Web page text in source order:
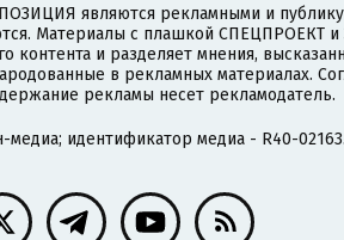
являются рекламными и
Материалы с плашкой СПЕЦПРОЕКТ
контента и разделяет мнения,
в рекламных материалах.
рекламы несет рекламодатель.
медиа; идентификатор медиа - R40-02163.